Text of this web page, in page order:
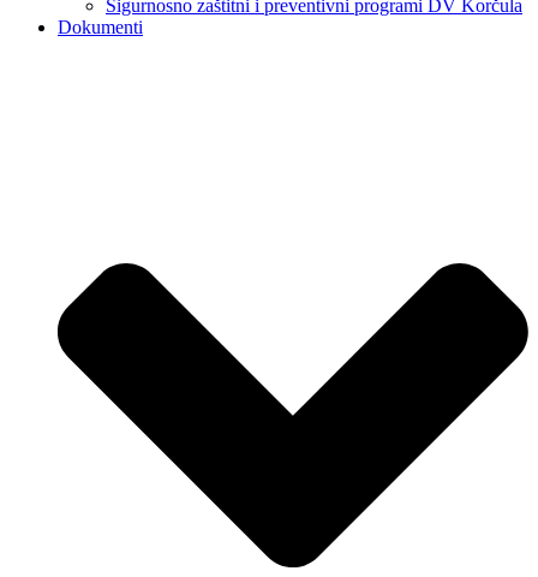
Sigurnosno zaštitni i preventivni programi DV Korčula
Dokumenti